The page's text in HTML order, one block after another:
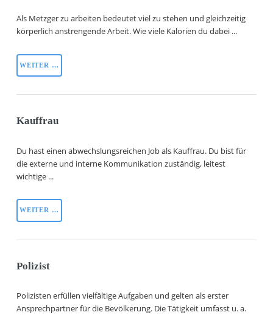
Als Metzger zu arbeiten bedeutet viel zu stehen und gleichzeitig
körperlich anstrengende Arbeit. Wie viele Kalorien du dabei ...
WEITER …
Kauffrau
Du hast einen abwechslungsreichen Job als Kauffrau. Du bist für
die externe und interne Kommunikation zuständig, leitest
wichtige ...
WEITER …
Polizist
Polizisten erfüllen vielfältige Aufgaben und gelten als erster
Ansprechpartner für die Bevölkerung. Die Tätigkeit umfasst u. a.